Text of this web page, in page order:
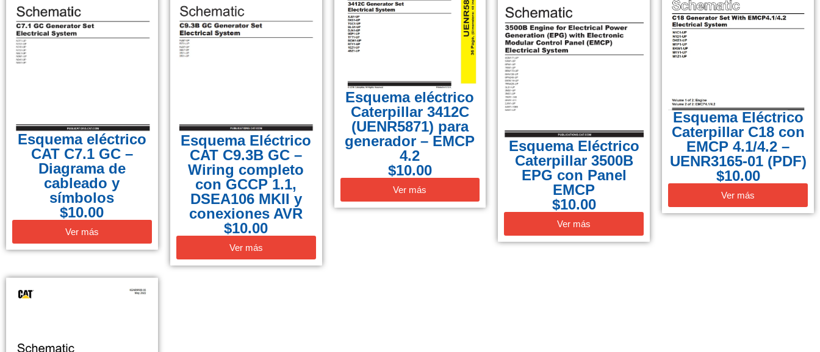
Esquema eléctrico
CAT C7.1 GC –
Diagrama de
cableado y
símbolos
$10.00
Ver más
Esquema Eléctrico
CAT C9.3B GC –
Wiring completo
con GCCP 1.1,
DSEA106 MKII y
conexiones AVR
$10.00
Ver más
Esquema eléctrico
Caterpillar 3412C
(UENR5871) para
generador – EMCP
4.2
$10.00
Ver más
Esquema Eléctrico
Caterpillar 3500B
EPG con Panel
EMCP
$10.00
Ver más
Esquema Eléctrico
Caterpillar C18 con
EMCP 4.1/4.2 –
UENR3165-01 (PDF)
$10.00
Ver más